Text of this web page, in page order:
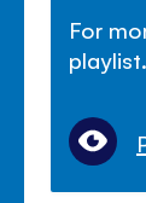
For
playlist.